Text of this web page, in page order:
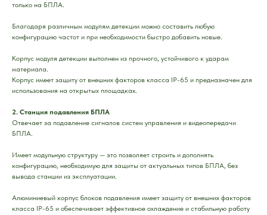
только на БПЛА.
Благодаря различным модулям детекции можно составить любую
конфигурацию частот и при необходимости быстро добавить новые.
Корпус модуля детекции выполнен из прочного, устойчивого к ударам
материала.
Корпус имеет защиту от внешних факторов класса IP-65 и предназначен для
использования на открытых площадках.
2. Станция подавления БПЛА
Отвечает за подавление сигналов систем управления и видеопередачи
БПЛА.
Имеет модульную структуру — это позволяет строить и дополнять
конфигурацию, необходимую для защиты от актуальных типов БПЛА, без
вывода станции из эксплуатации.
Алюминиевый корпус блоков подавления имеет защиту от внешних факторов
класса IP-65 и обеспечивает эффективное охлаждение и стабильную работу